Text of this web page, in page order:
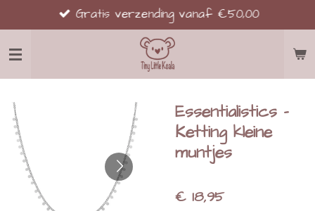
direct
naar
Gratis verzending vanaf €50,00
Essentialistics -
Ketting kleine
muntjes
€ 18,95